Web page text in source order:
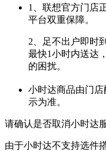
1、联想官方门店
平台双重保障。
2、足不出户即时
最快1小时内送达
的困扰。
小时达商品由门
示为准。
请确认是否取消小时达
由于小时达不支持选件